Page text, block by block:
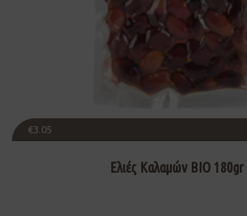
€3.05
Ελιές Καλαμών ΒΙΟ 180gr